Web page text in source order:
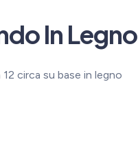
In Legno
circa su base in legno